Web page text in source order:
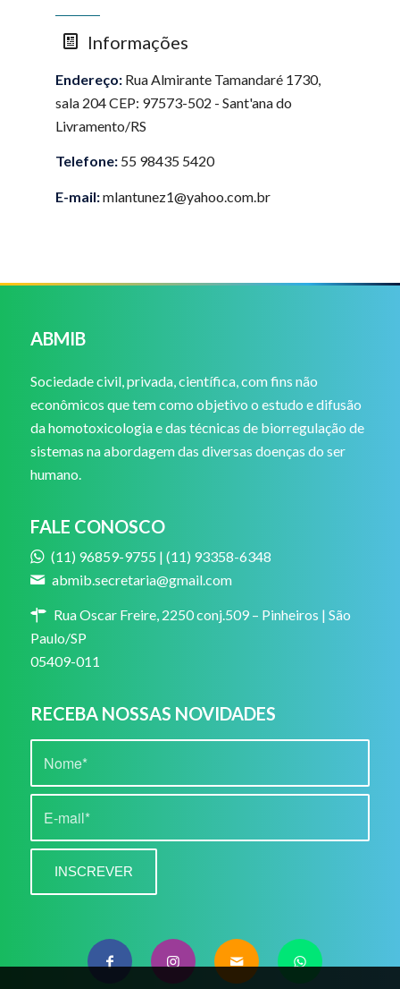
Informações
Endereço: Rua Almirante Tamandaré 1730,
sala 204 CEP: 97573-502 - Sant'ana do
Livramento/RS
Telefone: 55 98435 5420
E-mail:mlantunez1@yahoo.com.br
ABMIB
Sociedade civil, privada, científica, com fins não
econômicos que tem como objetivo o estudo e difusão
da homotoxicologia e das técnicas de biorregulação de
sistemas na abordagem das diversas doenças do ser
humano.
FALE CONOSCO
(11) 96859-9755 | (11) 93358-6348
abmib.secretaria@gmail.com
Rua Oscar Freire, 2250 conj.509 – Pinheiros | São
Paulo/SP
05409-011
RECEBA NOSSAS NOVIDADES